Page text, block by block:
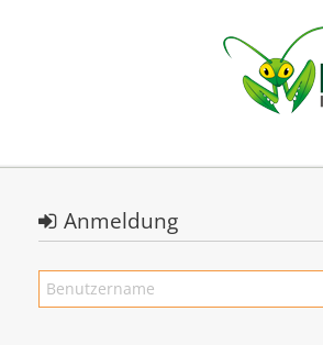
Anmeldung